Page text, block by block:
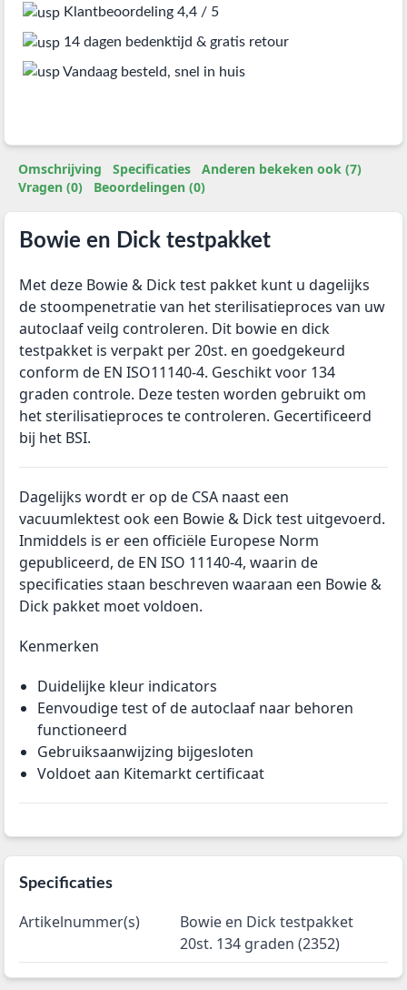
Klantbeoordeling 4,4 / 5
14 dagen bedenktijd & gratis retour
Vandaag besteld, snel in huis
Omschrijving Specificaties
Anderen bekeken ook (7)
Vragen (0)
Beoordelingen (0)
Bowie en Dick testpakket
Met deze Bowie & Dick test pakket kunt u dagelijks
de stoompenetratie van het sterilisatieproces van uw
autoclaaf veilg controleren. Dit bowie en dick
testpakket is verpakt per 20st. en goedgekeurd
conform de EN ISO11140-4. Geschikt voor 134
graden controle. Deze testen worden gebruikt om
het sterilisatieproces te controleren. Gecertificeerd
bij het BSI.
Dagelijks wordt er op de CSA naast een
vacuumlektest ook een Bowie & Dick test uitgevoerd.
Inmiddels is er een officiële Europese Norm
gepubliceerd, de EN ISO 11140-4, waarin de
specificaties staan beschreven waaraan een Bowie &
Dick pakket moet voldoen.
Kenmerken
Duidelijke kleur indicators
Eenvoudige test of de autoclaaf naar behoren
functioneerd
Gebruiksaanwijzing bijgesloten
Voldoet aan Kitemarkt certificaat
Specificaties
Artikelnummer(s)
Bowie en Dick testpakket
20st. 134 graden (2352)